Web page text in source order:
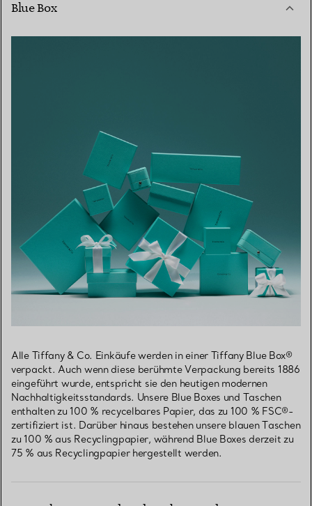
Blue Box
Alle Tiffany & Co. Einkäufe werden in einer Tiffany Blue Box®
verpackt. Auch wenn diese berühmte Verpackung bereits 1886
eingeführt wurde, entspricht sie den heutigen modernen
Nachhaltigkeitsstandards. Unsere Blue Boxes und Taschen
enthalten zu 100 % recycelbares Papier, das zu 100 % FSC®-
zertifiziert ist. Darüber hinaus bestehen unsere blauen Taschen
zu 100 % aus Recyclingpapier, während Blue Boxes derzeit zu
75 % aus Recyclingpapier hergestellt werden.